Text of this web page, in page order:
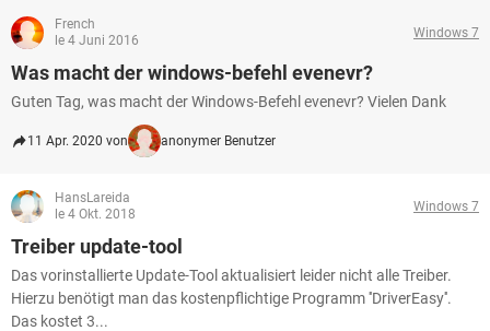
French
le 4 Juni 2016
Windows 7
Was macht der windows-befehl evenevr?
Guten Tag, was macht der Windows-Befehl evenevr? Vielen Dank
11 Apr. 2020 von anonymer Benutzer
HansLareida
le 4 Okt. 2018
Windows 7
Treiber update-tool
Das vorinstallierte Update-Tool aktualisiert leider nicht alle Treiber.
Hierzu benötigt man das kostenpflichtige Programm ''DriverEasy''.
Das kostet 3...